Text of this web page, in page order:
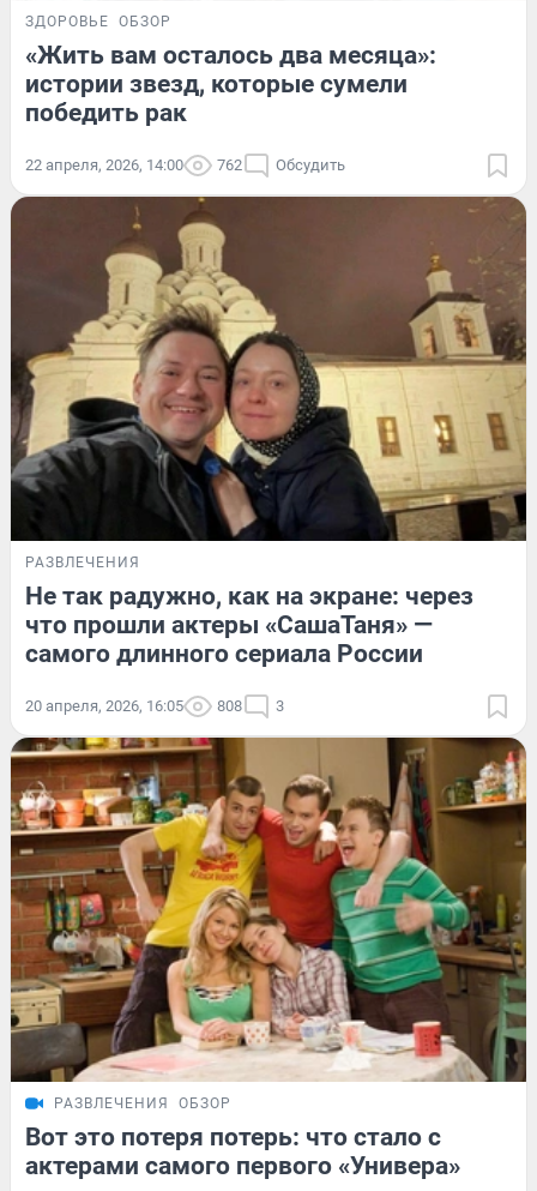
ЗДОРОВЬЕ ОБЗОР
«Жить вам осталось два месяца»:
истории звезд, которые сумели
победить рак
22 апреля, 2026, 14:00 762 Обсудить
РАЗВЛЕЧЕНИЯ
Не так радужно, как на экране: через
что прошли актеры «СашаТаня» —
самого длинного сериала России
20 апреля, 2026, 16:05 808 3
РАЗВЛЕЧЕНИЯ ОБЗОР
Вот это потеря потерь: что стало с
актерами самого первого «Универа»